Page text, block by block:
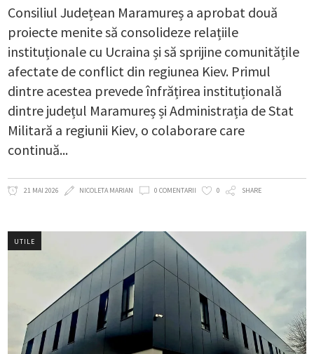
Consiliul Județean Maramureș a aprobat două
proiecte menite să consolideze relațiile
instituționale cu Ucraina și să sprijine comunitățile
afectate de conflict din regiunea Kiev. Primul
dintre acestea prevede înfrățirea instituțională
dintre județul Maramureș și Administrația de Stat
Militară a regiunii Kiev, o colaborare care
continuă
21 MAI 2026 NICOLETA MARIAN 0 COMENTARII 0 SHARE
UTILE